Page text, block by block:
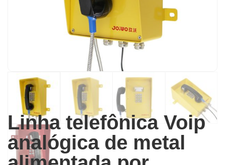
Linha telefônica Voip
analógica de metal